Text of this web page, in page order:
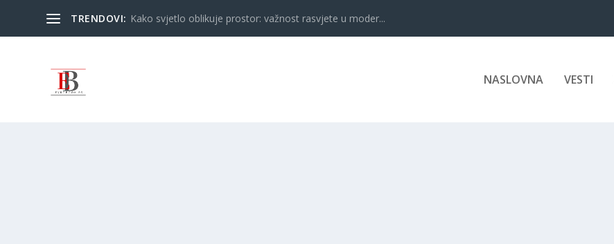
TRENDOVI: Kako svjetlo oblikuje prostor: važnost rasvjete u moder...
NASLOVNA VESTI